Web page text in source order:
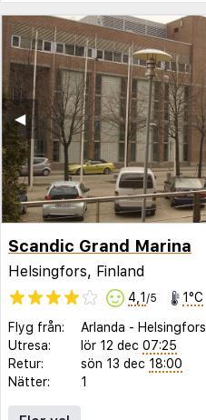
◀︎
Scandic Grand Marina
Helsingfors, Finland
4,1 /5 1°C
Flyg från: Arlanda - Helsingfors
Utresa:
lör 12 dec 07:25
Retur:
sön 13 dec 18:00
Nätter:
1